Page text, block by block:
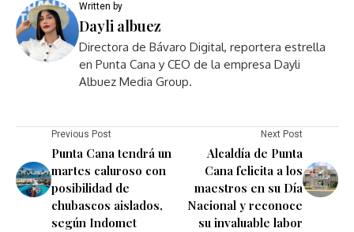
Written by
Dayli albuez
Directora de Bávaro Digital, reportera estrella
en Punta Cana y CEO de la empresa Dayli
Albuez Media Group.
Previous Post
Punta Cana tendrá un
martes caluroso con
posibilidad de
chubascos aislados,
según Indomet
Next Post
Alcaldía de Punta
Cana felicita a los
maestros en su Día
Nacional y reconoce
su invaluable labor